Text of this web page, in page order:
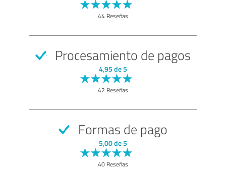
44 Reseñas
Procesamiento de pagos
4,95 de 5
42 Reseñas
Formas de pago
5,00 de 5
40 Reseñas